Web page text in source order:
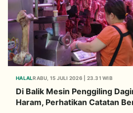
HALALRABU, 15 JULI 2026 | 23.31 WIB
Di Balik Mesin Penggiling
Haram, Perhatikan Catatan